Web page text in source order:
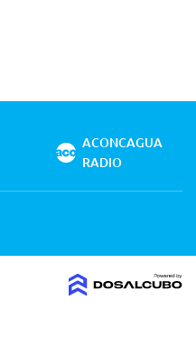
ACONCAGUA
RADIO